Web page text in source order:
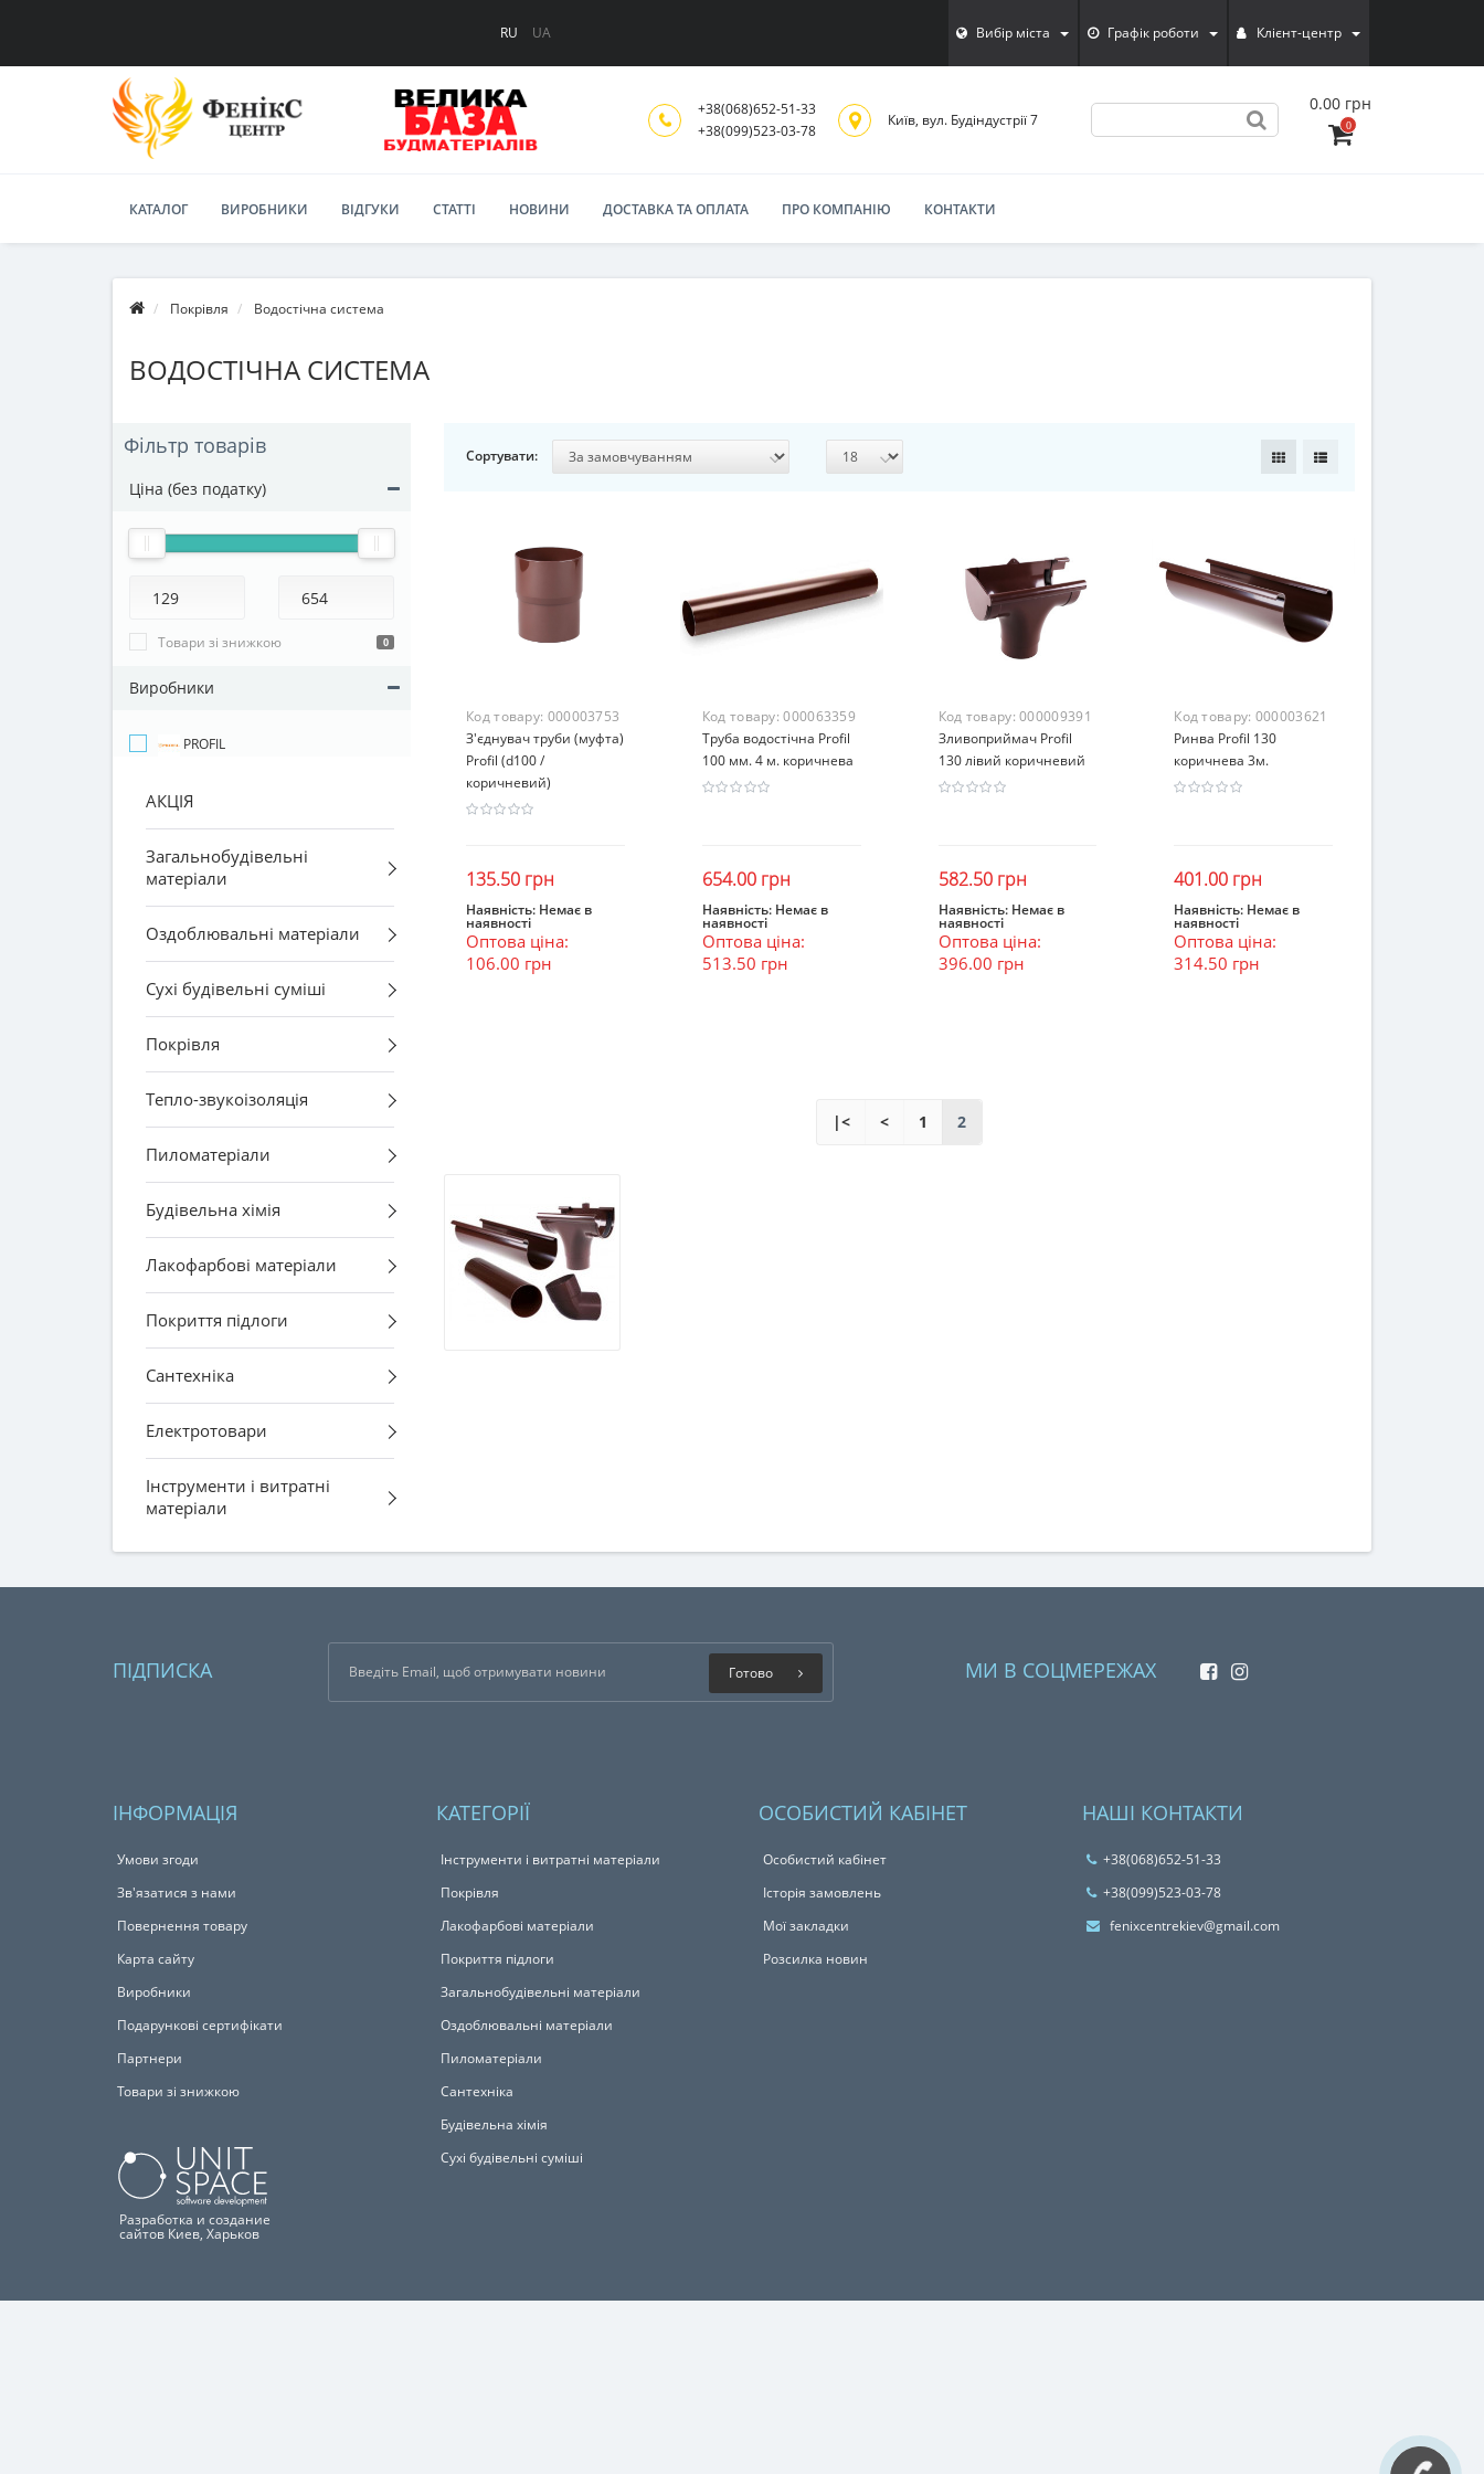
RU UA Вибiр мiста Графік роботи Клієнт-центр
+38(068)652-51-33
‎+38(099)523-03-78
Київ, вул. Будіндустрії 7
0.00 грн
0
КАТАЛОГ ВИРОБНИКИ ВІДГУКИ СТАТТІ НОВИНИ ДОСТАВКА ТА ОПЛАТА ПРО КОМПАНІЮ КОНТАКТИ
Покрівля Водостічна система
ВОДОСТІЧНА СИСТЕМА
Фільтр товарів
Ціна (без податку)
Товари зі знижкою 0
Виробники
PROFIL
АКЦІЯ
Загальнобудівельні
матеріали
Оздоблювальні матеріали
Сухі будівельні суміші
Покрівля
Тепло-звукоізоляція
Пиломатеріали
Будівельна хімія
Лакофарбові матеріали
Покриття підлоги
Сантехніка
Електротовари
Інструменти і витратні
матеріали
Сортувати:
Код товару: 000003753
З'єднувач труби (муфта)
Profil (d100 /
коричневий)
135.50 грн
Закінчився
Наявність: Немає в
наявності
Оптова ціна:
106.00 грн
Код товару:000063359
Труба водостічна Profil
100 мм. 4 м. коричнева
654.00 грн
Закінчився
Наявність: Немає в
наявності
Оптова ціна:
513.50 грн
Код товару:000009391
Зливоприймач Profil
130 лівий коричневий
582.50 грн
Закінчився
Наявність: Немає в
наявності
Оптова ціна:
396.00 грн
Код товару: 000003621
Ринва Profil 130
коричнева 3м.
401.00 грн
Закінчився
Наявність: Немає в
наявності
Оптова ціна:
314.50 грн
|< < 1 2
ПІДПИСКА Готово МИ В СОЦМЕРЕЖАХ
ІНФОРМАЦІЯ
Умови згоди
Зв'язатися з нами
Повернення товару
Карта сайту
Виробники
Подарункові сертифікати
Партнери
Товари зі знижкою
Разработка и создание
сайтов Киев, Харьков
КАТЕГОРІЇ
Інструменти і витратні матеріали
Покрівля
Лакофарбові матеріали
Покриття підлоги
Загальнобудівельні матеріали
Оздоблювальні матеріали
Пиломатеріали
Сантехніка
Будівельна хімія
Сухі будівельні суміші
ОСОБИСТИЙ КАБІНЕТ
Особистий кабінет
Історія замовлень
Мої закладки
Розсилка новин
НАШІ КОНТАКТИ
+38(068)652-51-33
‎+38(099)523-03-78
fenixcentrekiev@gmail.com